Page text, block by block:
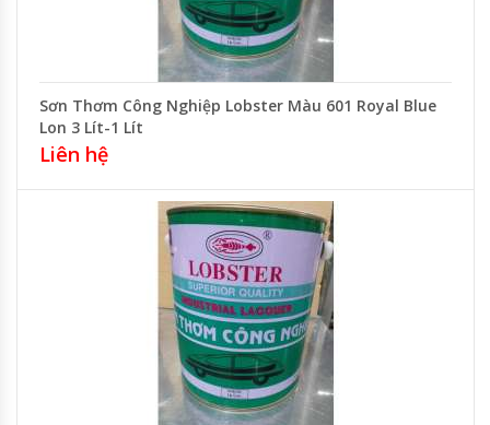
Sơn Thơm Công Nghiệp Lobster Màu 601 Royal Blue
Lon 3 Lít-1 Lít
Liên hệ